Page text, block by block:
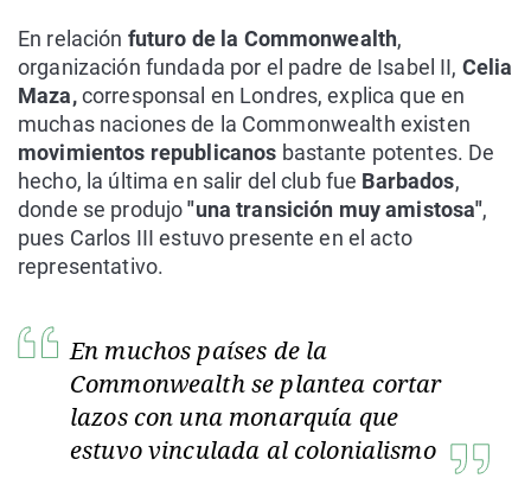
En relación futuro de la Commonwealth,
organización fundada por el padre de Isabel II, Celia
Maza,corresponsal en Londres, explica que en
muchas naciones de la Commonwealth existen
movimientos republicanos bastante potentes. De
hecho, la última en salir del club fue Barbados,
donde se produjo"una transición muy amistosa",
pues Carlos III estuvo presente en el acto
representativo.
En muchos países de la
Commonwealth se plantea cortar
lazos con una monarquía que
estuvo vinculada al colonialismo